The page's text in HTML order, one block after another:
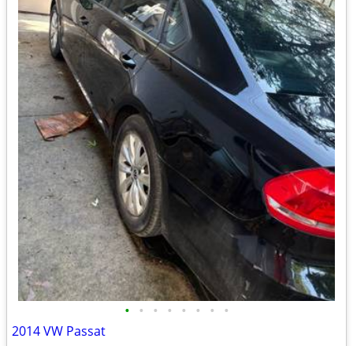
• • • • • • • •
2014 VW Passat